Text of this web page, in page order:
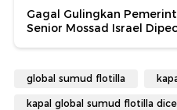
Gagal Gulingkan
Senior Mossad Israel
global sumud flotilla
kapal global sumud flotilla